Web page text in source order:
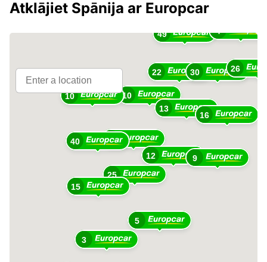
Atklājiet Spānija ar Europcar
23
25
40
12
15
10
13
10
5
9
22
3
16
30
49
26
4